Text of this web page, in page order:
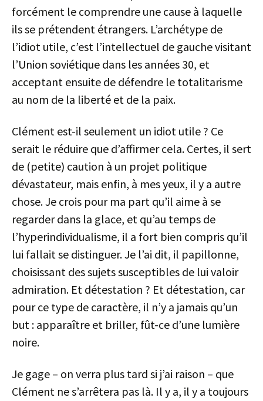
forcément le comprendre une cause à laquelle
ils se prétendent étrangers. L’archétype de
l’idiot utile, c’est l’intellectuel de gauche visitant
l’Union soviétique dans les années 30, et
acceptant ensuite de défendre le totalitarisme
au nom de la liberté et de la paix.
Clément est-il seulement un idiot utile ? Ce
serait le réduire que d’affirmer cela. Certes, il sert
de (petite) caution à un projet politique
dévastateur, mais enfin, à mes yeux, il y a autre
chose. Je crois pour ma part qu’il aime à se
regarder dans la glace, et qu’au temps de
l’hyperindividualisme, il a fort bien compris qu’il
lui fallait se distinguer. Je l’ai dit, il papillonne,
choisissant des sujets susceptibles de lui valoir
admiration. Et détestation ? Et détestation, car
pour ce type de caractère, il n’y a jamais qu’un
but : apparaître et briller, fût-ce d’une lumière
noire.
Je gage – on verra plus tard si j’ai raison – que
Clément ne s’arrêtera pas là. Il y a, il y a toujours